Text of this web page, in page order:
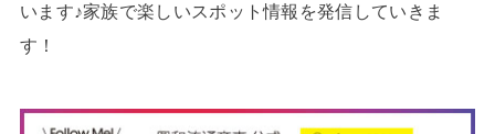
います♪家族で楽しいスポット情報を発信していきま
す！